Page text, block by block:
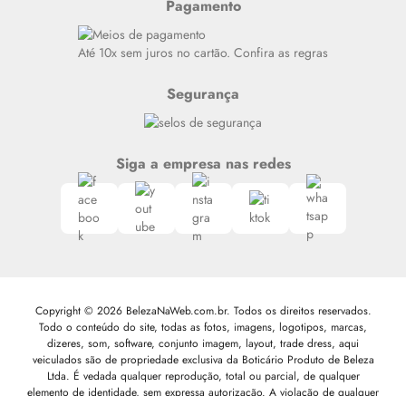
Siga nosso canal no Whatsapp
Pagamento
Até 10x sem juros no cartão. Confira as regras
Segurança
Siga a empresa nas redes
Copyright © 2026 BelezaNaWeb.com.br. Todos os direitos reservados.
Todo o conteúdo do site, todas as fotos, imagens, logotipos, marcas,
dizeres, som, software, conjunto imagem, layout, trade dress, aqui
veiculados são de propriedade exclusiva da Boticário Produto de Beleza
Ltda. É vedada qualquer reprodução, total ou parcial, de qualquer
elemento de identidade, sem expressa autorização. A violação de qualquer